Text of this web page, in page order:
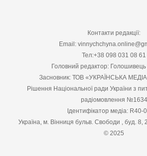
Контакти редакції:
Email:
Тел:+38 098 031 08 61
Головний редактор: Голошивець
Засновник: ТОВ «УКРАЇНСЬКА
Рішення Національної ради України з
радіомовлення №1634
Ідентифікатор медіа: R40-
Україна, м. Вінниця бульв. Свободи , буд.
© 2025